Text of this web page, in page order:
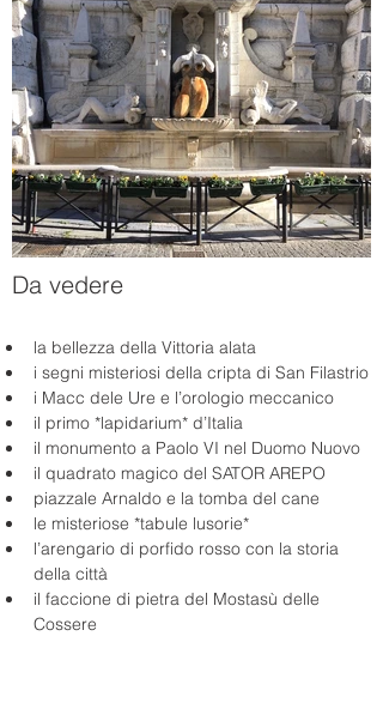
Da vedere
la bellezza della Vittoria alata
i segni misteriosi della cripta di San Filastrio
i Macc dele Ure e l’orologio meccanico
il primo *lapidarium* d’Italia
il monumento a Paolo VI nel Duomo Nuovo
il quadrato magico del SATOR AREPO
piazzale Arnaldo e la tomba del cane
le misteriose *tabule lusorie*
l’arengario di porfido rosso con la storia
della città
il faccione di pietra del Mostasù delle
Cossere